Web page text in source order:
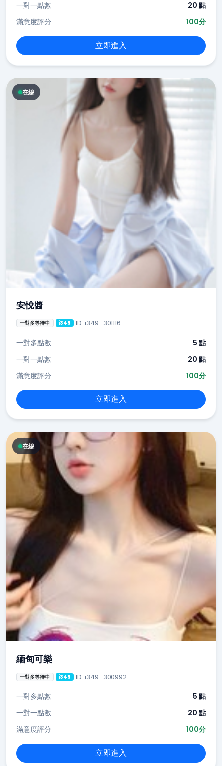
一對一點數
20 點
滿意度評分
100分
立即進入
在線
安悅醬
一對多等待中 i349 ID: i349_301116
一對多點數
5 點
一對一點數
20 點
滿意度評分
100分
立即進入
在線
緬甸可樂
一對多等待中 i349 ID: i349_300992
一對多點數
5 點
一對一點數
20 點
滿意度評分
100分
立即進入